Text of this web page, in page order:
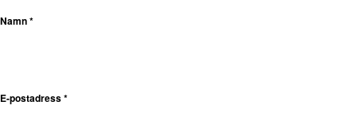
Namn*
E-postadress*